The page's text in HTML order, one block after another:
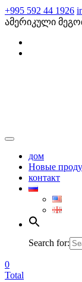
Skip
to
content
+995 592 44 1926
ამერიკული
дом
Новые
контакт
Search for:
0
Total